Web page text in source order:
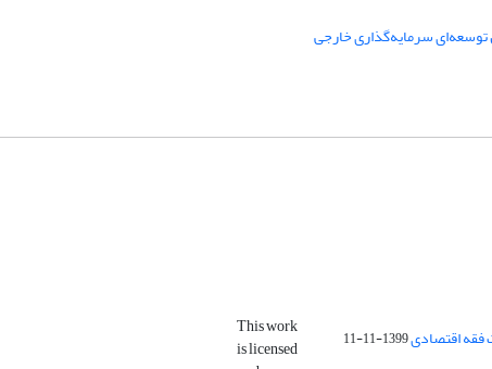
سرمایه‌گذاری خارجی
فقه اقتصادی1399-11-11
This work
is licensed